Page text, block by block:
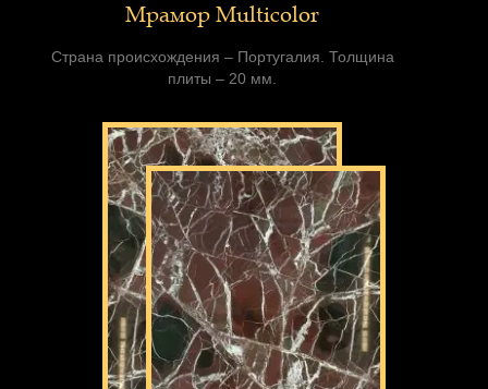
Мрамор Multicolor
Страна происхождения – Португалия. Толщина
плиты – 20 мм.